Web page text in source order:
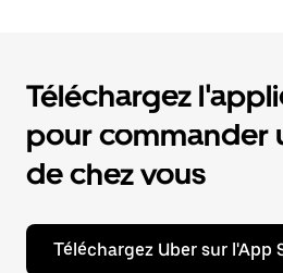
Téléchargez
pour commander
de chez vous
Téléchargez Uber sur l'App